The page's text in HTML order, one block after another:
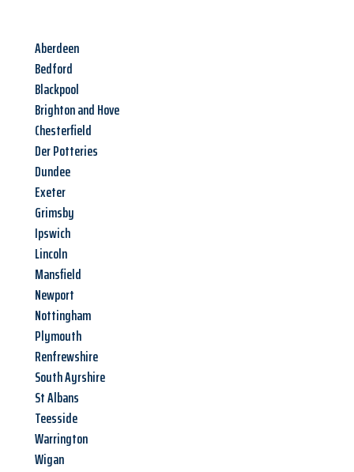
Aberdeen
Bedford
Blackpool
Brighton and Hove
Chesterfield
Der Potteries
Dundee
Exeter
Grimsby
Ipswich
Lincoln
Mansfield
Newport
Nottingham
Plymouth
Renfrewshire
South Ayrshire
St Albans
Teesside
Warrington
Wigan